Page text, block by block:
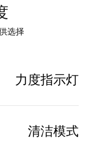
选择
力度指示灯
清洁模式